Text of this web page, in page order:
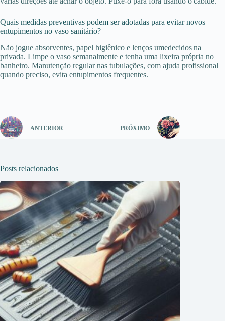
Quais medidas preventivas podem ser adotadas para evitar novos
entupimentos no vaso sanitário?
Não jogue absorventes, papel higiênico e lenços umedecidos na
privada. Limpe o vaso semanalmente e tenha uma lixeira própria no
banheiro. Manutenção regular nas tubulações, com ajuda profissional
quando preciso, evita entupimentos frequentes.
ANTERIOR PRÓXIMO
Posts relacionados